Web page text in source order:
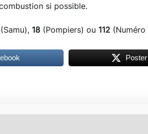
si possible.
(Samu), 18 (Pompiers) ou 112 (Numéro